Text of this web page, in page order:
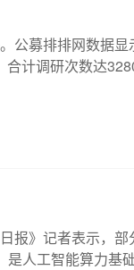
公募排排网数据
计调研次数达
报》记者表示，
人工智能算力基